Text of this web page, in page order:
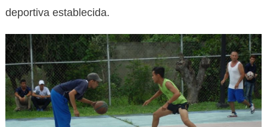
deportiva establecida.